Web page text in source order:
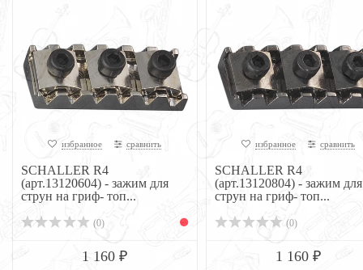
избранное сравнить
SCHALLER R4
(арт.13120604) - зажим для
струн на гриф- топ...
(0)
1 160 ₽
избранное сравнить
SCHALLER R4
(арт.13120804) - зажим для
струн на гриф- топ...
(0)
1 160 ₽